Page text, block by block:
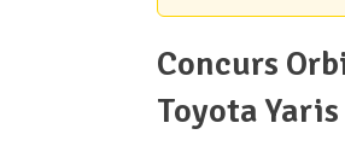
Concurs
Toyota